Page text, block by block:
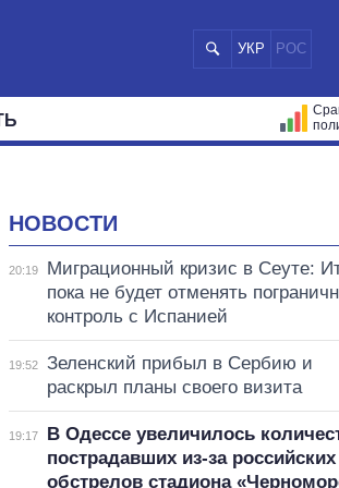
УКР РОС
НОВОСТИ
20:19
Миграционный кризис в Сеуте:
пока не будет отменять
контроль с Испанией
19:52
Зеленский прибыл в Сербию и
раскрыл планы своего визита
19:17
В Одессе увеличилось
пострадавших из-за российских
обстрелов стадиона